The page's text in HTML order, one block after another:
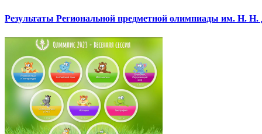
Результаты Региональной предметной олимпиады им. Н. Н.